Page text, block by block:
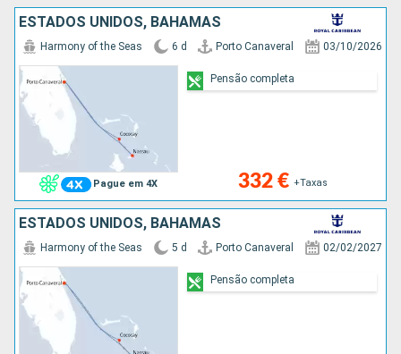
ESTADOS UNIDOS, BAHAMAS
Pague em 4X
Harmony of the Seas 6 d Porto Canaveral 03/10/2026
332 € +Taxas
Pensão completa
ESTADOS UNIDOS, BAHAMAS
Harmony of the Seas 5 d Porto Canaveral 02/02/2027
Pensão completa